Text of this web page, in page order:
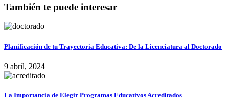
También te puede interesar
Planificación de tu Trayectoria Educativa: De la Licenciatura al Doctorado
9 abril, 2024
La Importancia de Elegir Programas Educativos Acreditados